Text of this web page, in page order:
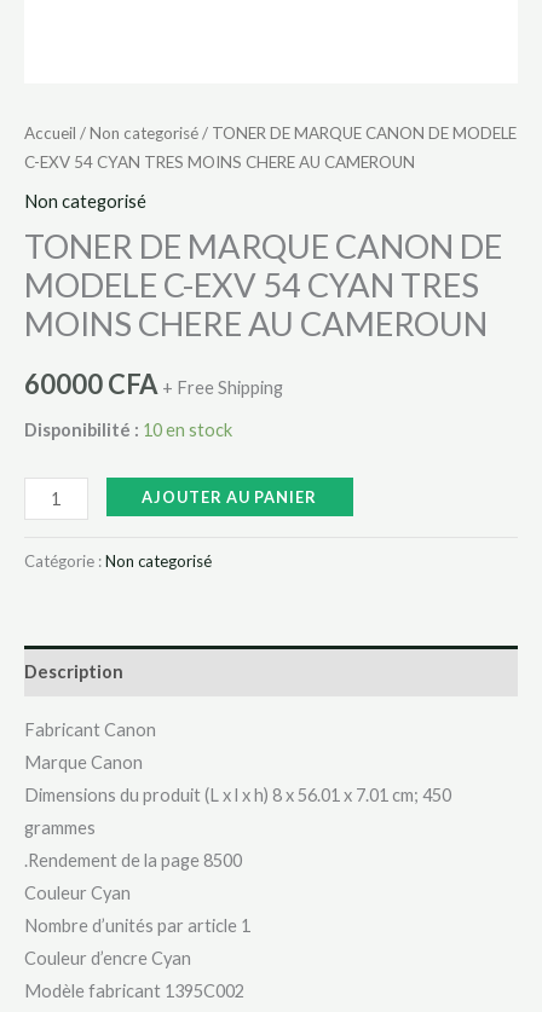
Accueil /Non categorisé/ TONER DE MARQUE CANON DE MODELE
C-EXV 54 CYAN TRES MOINS CHERE AU CAMEROUN
Non categorisé
TONER DE MARQUE CANON DE
MODELE C-EXV 54 CYAN TRES
MOINS CHERE AU CAMEROUN
60000CFA + Free Shipping
Disponibilité : 10 en stock
CAMEROUN
AJOUTER AU PANIER
Catégorie :Non categorisé
Description
Fabricant ‎Canon
Marque ‎Canon
Dimensions du produit (L x l x h) ‎8 x 56.01 x 7.01 cm; 450
grammes
.Rendement de la page 8500
Couleur ‎Cyan
Nombre d’unités par article ‎1
Couleur d’encre ‎Cyan
Modèle fabricant ‎1395C002